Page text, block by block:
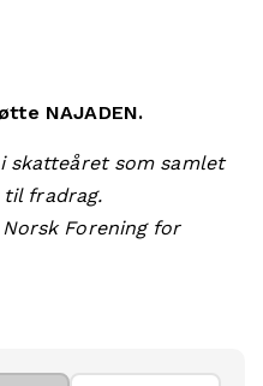
NAJADEN.
skatteåret som samlet
fradrag.
Forening for